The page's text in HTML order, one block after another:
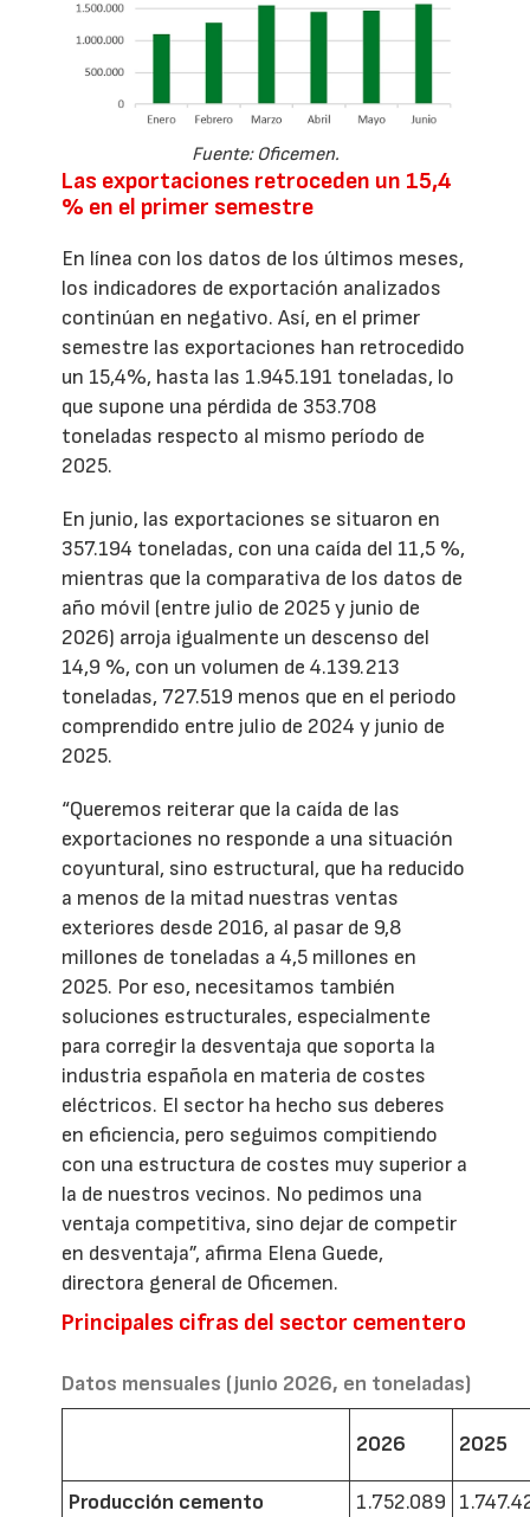
Fuente: Oficemen.
Las exportaciones retroceden un 15,4
% en el primer semestre
En línea con los datos de los últimos meses,
los indicadores de exportación analizados
continúan en negativo. Así, en el primer
semestre las exportaciones han retrocedido
un 15,4%, hasta las 1.945.191 toneladas, lo
que supone una pérdida de 353.708
toneladas respecto al mismo período de
2025.
En junio, las exportaciones se situaron en
357.194 toneladas, con una caída del 11,5 %,
mientras que la comparativa de los datos de
año móvil (entre julio de 2025 y junio de
2026) arroja igualmente un descenso del
14,9 %, con un volumen de 4.139.213
toneladas, 727.519 menos que en el periodo
comprendido entre julio de 2024 y junio de
2025.
“Queremos reiterar que la caída de las
exportaciones no responde a una situación
coyuntural, sino estructural, que ha reducido
a menos de la mitad nuestras ventas
exteriores desde 2016, al pasar de 9,8
millones de toneladas a 4,5 millones en
2025. Por eso, necesitamos también
soluciones estructurales, especialmente
para corregir la desventaja que soporta la
industria española en materia de costes
eléctricos. El sector ha hecho sus deberes
en eficiencia, pero seguimos compitiendo
con una estructura de costes muy superior a
la de nuestros vecinos. No pedimos una
ventaja competitiva, sino dejar de competir
en desventaja”, afirma Elena Guede,
directora general de Oficemen.
Principales cifras del sector cementero
Datos mensuales (junio 2026, en toneladas)
2026 2025
Producción cemento 1.752.089